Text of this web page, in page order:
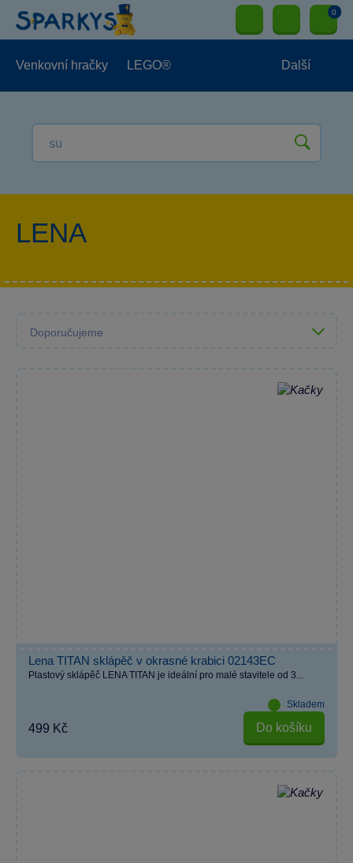
0
Venkovní hračky LEGO® Další
LENA
Lena TITAN sklápěč v okrasné krabici 02143EC
Plastový sklápěč LENA TITAN je ideální pro malé stavitele od 3...
Skladem
499 Kč Do košíku